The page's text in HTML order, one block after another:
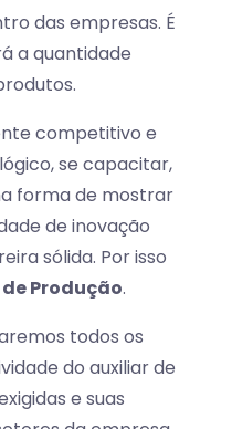
das empresas. É
a quantidade
competitivo e
se capacitar,
forma de mostrar
de inovação
sólida. Por isso
Produção.
todos os
do auxiliar de
e suas